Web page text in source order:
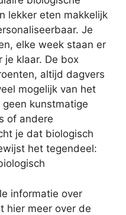
lekker eten makkelijk
Je
elke week staan er
je klaar. De box
altijd dagvers
mogelijk van het
kunstmatige
of andere
je dat biologisch
het tegendeel:
informatie over
hier meer over de